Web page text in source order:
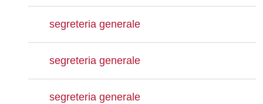
segreteria generale
segreteria generale
segreteria generale